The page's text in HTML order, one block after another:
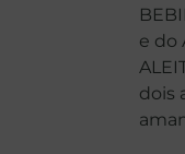
e do
dois